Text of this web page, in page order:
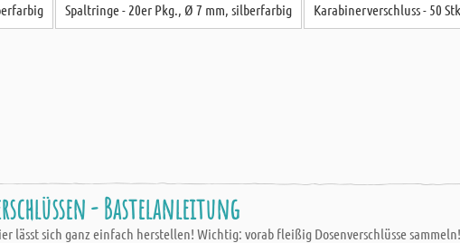
Spaltringe - 20er Pkg., Ø 7 mm, silberfarbig Karabinerverschluss - 50
- Bastelanleitung
lässt sich ganz einfach herstellen! Wichtig: vorab fleißig Dosenverschlüsse sammeln!